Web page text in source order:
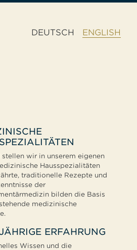
DEUTSCH ENGLISH
stellen wir in unserem eigenen
Hausspezialitäten
traditionelle Rezepte und
der
bilden die Basis
medizinische
ERFAHRUNG
Wissen und die